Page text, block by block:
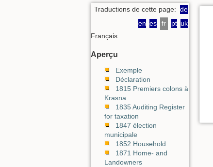
Traductions de cette page: de
en es fr pt uk
Français
Aperçu
Exemple
Déclaration
1815 Premiers colons à
Krasna
1835 Auditing Register
for taxation
1847 élection
municipale
1852 Household
1871 Home- and
Landowners